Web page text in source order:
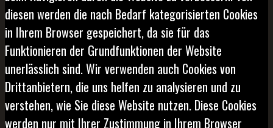
diesen werden die nach Bedarf kategorisierten Cookies
in Ihrem Browser gespeichert, da sie für das
Funktionieren der Grundfunktionen der Website
unerlässlich sind. Wir verwenden auch Cookies von
Drittanbietern, die uns helfen zu analysieren und zu
verstehen, wie Sie diese Website nutzen. Diese Cookies
werden nur mit Ihrer Zustimmung in Ihrem Browser